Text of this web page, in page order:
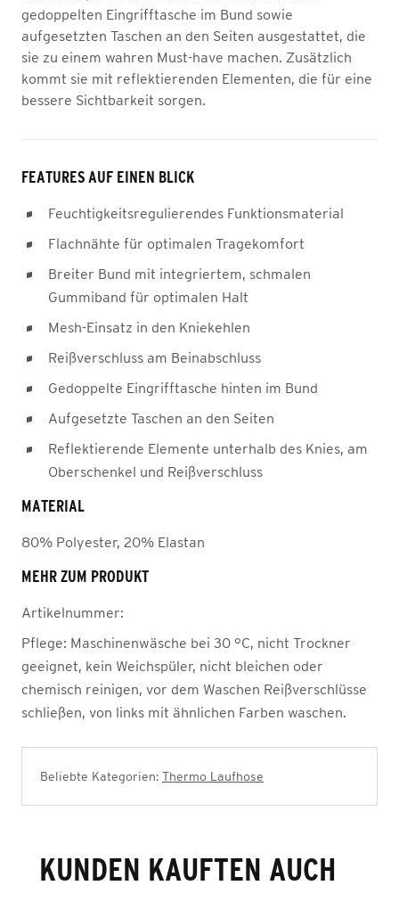
gedoppelten Eingrifftasche im Bund sowie
aufgesetzten Taschen an den Seiten ausgestattet, die
sie zu einem wahren Must-have machen. Zusätzlich
kommt sie mit reflektierenden Elementen, die für eine
bessere Sichtbarkeit sorgen.
FEATURES AUF EINEN BLICK
Feuchtigkeitsregulierendes Funktionsmaterial
Flachnähte für optimalen Tragekomfort
Breiter Bund mit integriertem, schmalen
Gummiband für optimalen Halt
Mesh-Einsatz in den Kniekehlen
Reißverschluss am Beinabschluss
Gedoppelte Eingrifftasche hinten im Bund
Aufgesetzte Taschen an den Seiten
Reflektierende Elemente unterhalb des Knies, am
Oberschenkel und Reißverschluss
MATERIAL
80% Polyester, 20% Elastan
MEHR ZUM PRODUKT
Artikelnummer:
Pflege: Maschinenwäsche bei 30 °C, nicht Trockner
geeignet, kein Weichspüler, nicht bleichen oder
chemisch reinigen, vor dem Waschen Reißverschlüsse
schließen, von links mit ähnlichen Farben waschen.
Beliebte Kategorien: Thermo Laufhose
KUNDEN KAUFTEN AUCH